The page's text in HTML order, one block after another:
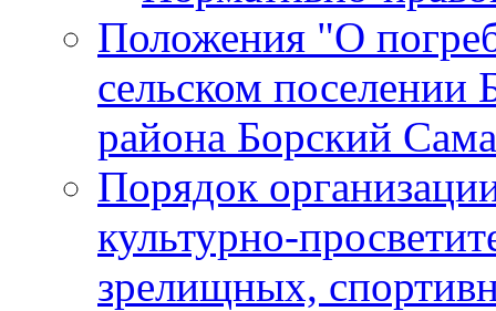
Положения "О
сельском поселении
района Борский
Порядок
культурно-
зрелищных,